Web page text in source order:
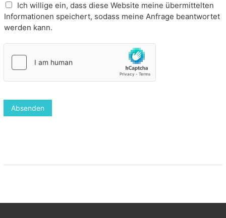
Ich willige ein, dass diese Website meine übermittelten
Informationen speichert, sodass meine Anfrage beantwortet
werden kann.
Absenden